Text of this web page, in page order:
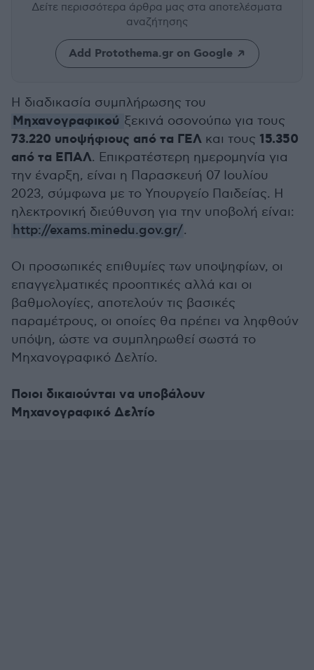
Δείτε περισσότερα άρθρα μας στα αποτελέσματα
αναζήτησης
Add Protothema.gr on Google
Η διαδικασία συμπλήρωσης του
Μηχανογραφικού ξεκινά οσονούπω για τους
73.220 υποψήφιους από τα ΓΕΛ και τους 15.350
από τα ΕΠΑΛ. Επικρατέστερη ημερομηνία για
την έναρξη, είναι η Παρασκευή 07 Ιουλίου
2023, σύμφωνα με το Υπουργείο Παιδείας. Η
ηλεκτρονική διεύθυνση για την υποβολή είναι:
http://exams.minedu.gov.gr/.
Οι προσωπικές επιθυμίες των υποψηφίων, οι
επαγγελματικές προοπτικές αλλά και οι
βαθμολογίες, αποτελούν τις βασικές
παραμέτρους, οι οποίες θα πρέπει να ληφθούν
υπόψη, ώστε να συμπληρωθεί σωστά το
Μηχανογραφικό Δελτίο.
Ποιοι δικαιούνται να υποβάλουν
Μηχανογραφικό Δελτίο